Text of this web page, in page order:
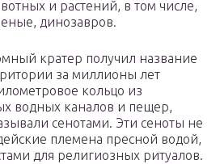
и растений, в том числе,
динозавров.
кратер получил название
за миллионы лет
кольцо из
водных каналов и пещер,
сенотами. Эти сеноты не
племена пресной водой,
для религиозных ритуалов.